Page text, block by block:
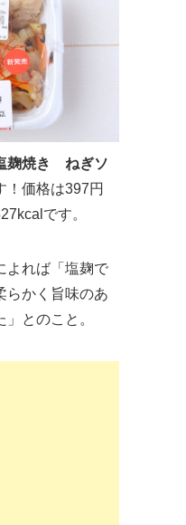
麹焼き ねぎソ
！価格は397円
です。
よれば「塩麹で
らかく旨味のあ
とのこと。